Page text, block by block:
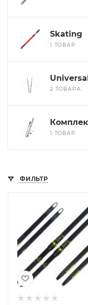
Skating
1 ТОВАР
2 ТОВАРА
1 ТОВАР
ФИЛЬТР